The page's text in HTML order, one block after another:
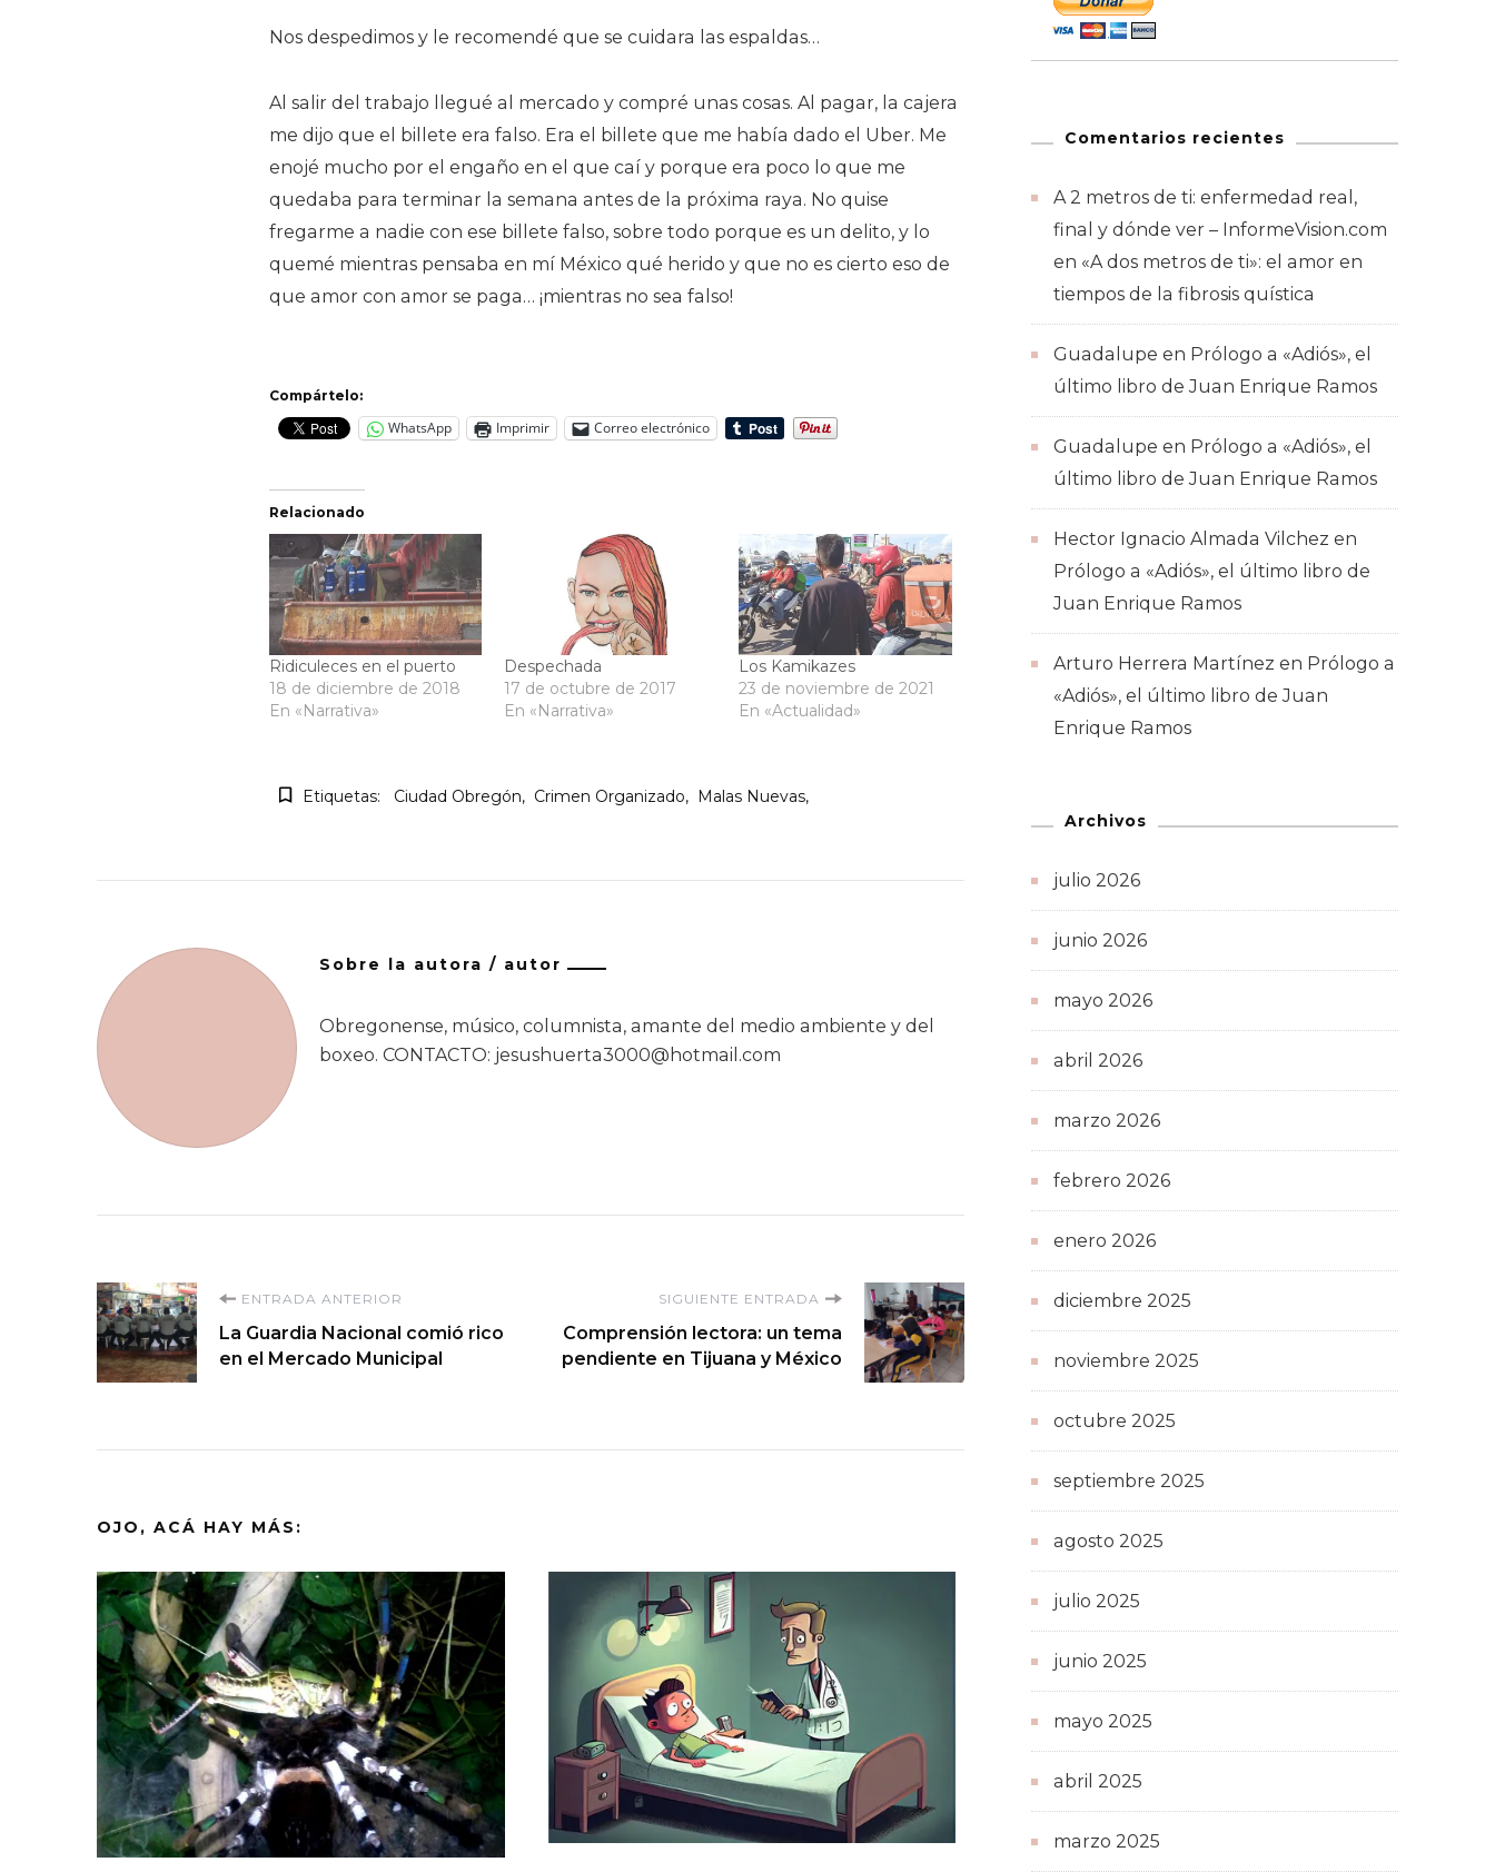
Nos despedimos y le recomendé que se cuidara las espaldas…
Al salir del trabajo llegué al mercado y compré unas cosas. Al pagar, la cajera
me dijo que el billete era falso. Era el billete que me había dado el Uber. Me
enojé mucho por el engaño en el que caí y porque era poco lo que me
quedaba para terminar la semana antes de la próxima raya. No quise
fregarme a nadie con ese billete falso, sobre todo porque es un delito, y lo
quemé mientras pensaba en mí México qué herido y que no es cierto eso de
que amor con amor se paga… ¡mientras no sea falso!
Compártelo:
WhatsApp Imprimir Correo electrónico
Relacionado
Ridiculeces en el puerto
18 de diciembre de 2018
En «Narrativa»
Despechada
17 de octubre de 2017
En «Narrativa»
Los Kamikazes
23 de noviembre de 2021
En «Actualidad»
Etiquetas: Ciudad Obregón Crimen Organizado Malas Nuevas
Sobre la autora / autor
Obregonense, músico, columnista, amante del medio ambiente y del
boxeo. CONTACTO: jesushuerta3000@hotmail.com
Navegación
de
ENTRADA ANTERIOR
La Guardia Nacional comió rico
en el Mercado Municipal
SIGUIENTE ENTRADA
Comprensión lectora: un tema
pendiente en Tijuana y México
OJO, ACÁ HAY MÁS:
Comentarios recientes
A 2 metros de ti: enfermedad real,
final y dónde ver – InformeVision.com
en «A dos metros de ti»: el amor en
tiempos de la fibrosis quística
Guadalupe en Prólogo a «Adiós», el
último libro de Juan Enrique Ramos
Guadalupe en Prólogo a «Adiós», el
último libro de Juan Enrique Ramos
Hector Ignacio Almada Vilchez en
Prólogo a «Adiós», el último libro de
Juan Enrique Ramos
Arturo Herrera Martínez en Prólogo a
«Adiós», el último libro de Juan
Enrique Ramos
Archivos
julio 2026
junio 2026
mayo 2026
abril 2026
marzo 2026
febrero 2026
enero 2026
diciembre 2025
noviembre 2025
octubre 2025
septiembre 2025
agosto 2025
julio 2025
junio 2025
mayo 2025
abril 2025
marzo 2025